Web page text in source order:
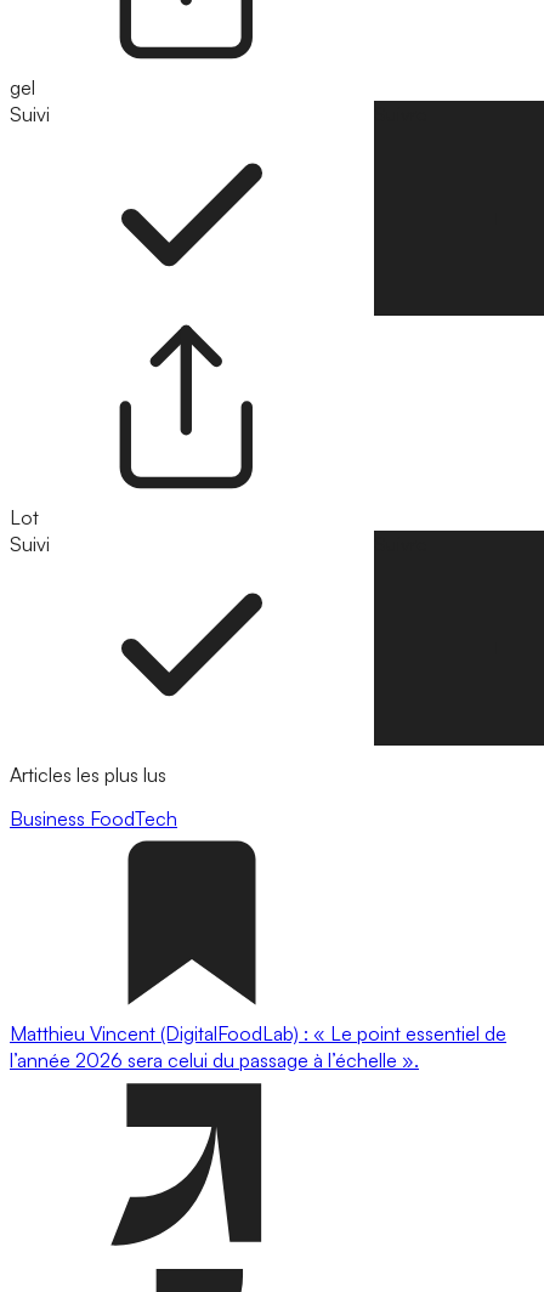
gel
Suivi
Lot
Suivi
Articles les plus lus
Business FoodTech
Matthieu Vincent (DigitalFoodLab) : « Le point essentiel de
l’année 2026 sera celui du passage à l’échelle ».